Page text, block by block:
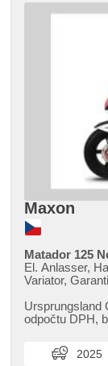
Maxon
Matador 125
El. Anlasser,
Variator,
Ursprungsland
odpočtu DPH,​
2025